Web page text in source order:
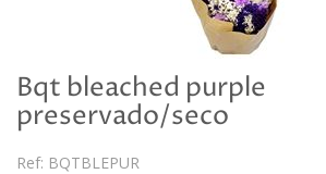
Bqt bleached purple
preservado/seco
Ref: BQTBLEPUR